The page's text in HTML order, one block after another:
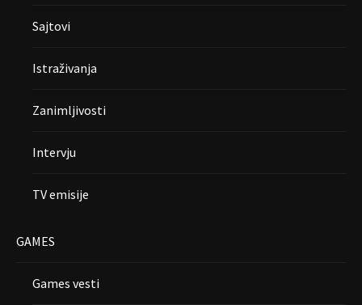
Sajtovi
Istraživanja
Zanimljivosti
Intervju
TV emisije
GAMES
Games vesti